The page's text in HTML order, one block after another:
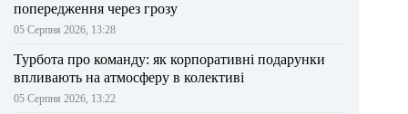
попередження через грозу
05 Серпня 2026, 13:28
Турбота про команду: як корпоративні подарунки
впливають на атмосферу в колективі
05 Серпня 2026, 13:22